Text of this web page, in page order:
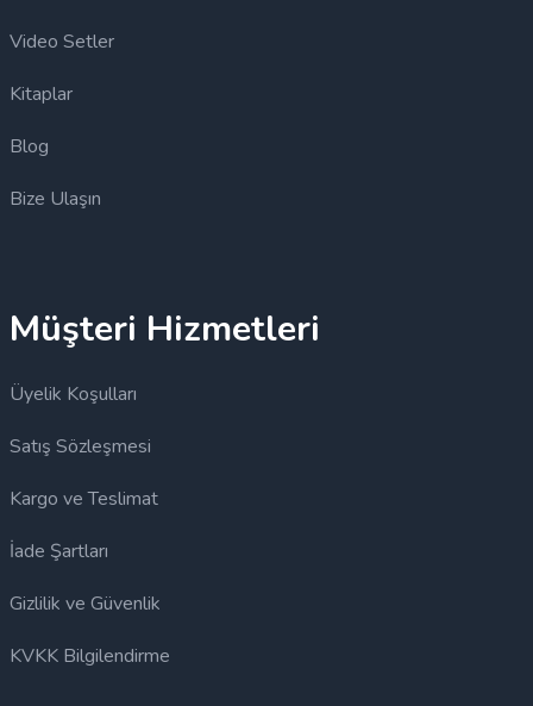
Video Setler
Kitaplar
Blog
Bize Ulaşın
Müşteri Hizmetleri
Üyelik Koşulları
Satış Sözleşmesi
Kargo ve Teslimat
İade Şartları
Gizlilik ve Güvenlik
KVKK Bilgilendirme